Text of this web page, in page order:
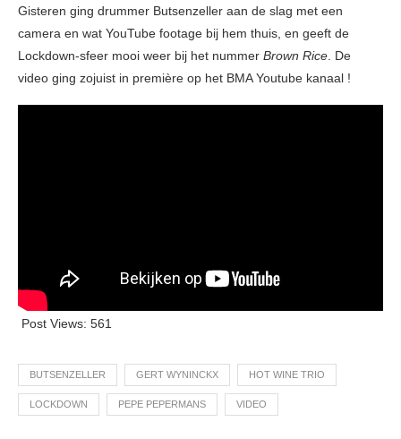
Gisteren ging drummer Butsenzeller aan de slag met een
camera en wat YouTube footage bij hem thuis, en geeft de
Lockdown-sfeer mooi weer bij het nummer Brown Rice. De
video ging zojuist in première op het BMA Youtube kanaal !
Post Views: 561
BUTSENZELLER GERT WYNINCKX HOT WINE TRIO
LOCKDOWN PEPE PEPERMANS VIDEO